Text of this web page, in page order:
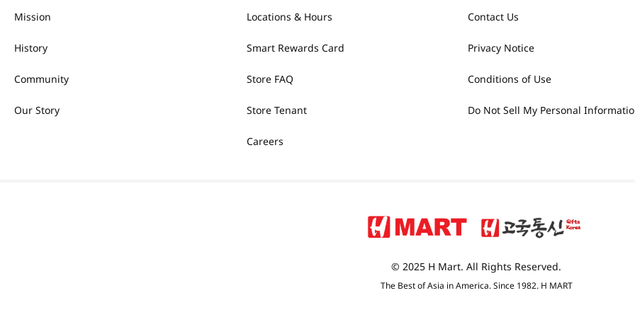
Mission
History
Community
Our Story
Locations & Hours
Smart Rewards Card
Store FAQ
Store Tenant
Careers
Contact Us
Privacy Notice
Conditions of Use
Do Not Sell My Personal
© 2025 H Mart. All Rights Reserved.
The Best of Asia in America. Since 1982. H MART